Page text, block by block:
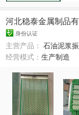
河北稳泰金属制品
身份认证
主营产品：石油泥浆
经营模式：生产制造